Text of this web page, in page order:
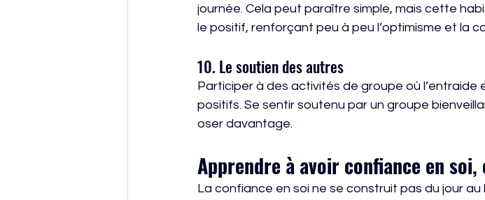
journée. Cela peut paraître simple, mais cette
le positif, renforçant peu à peu l’optimisme et la
10. Le soutien des autres
Participer à des activités de groupe où l’entraide
positifs. Se sentir soutenu par un groupe
oser davantage.
Apprendre à avoir confiance en soi,
La confiance en soi ne se construit pas du jour